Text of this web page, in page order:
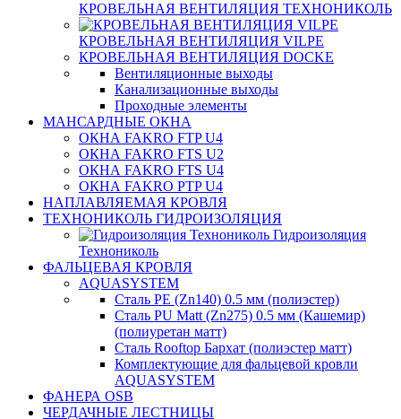
КРОВЕЛЬНАЯ ВЕНТИЛЯЦИЯ ТЕХНОНИКОЛЬ
КРОВЕЛЬНАЯ ВЕНТИЛЯЦИЯ VILPE
КРОВЕЛЬНАЯ ВЕНТИЛЯЦИЯ DOCKE
Вентиляционные выходы
Канализационные выходы
Проходные элементы
МАНСАРДНЫЕ ОКНА
ОКНА FAKRO FTP U4
ОКНА FAKRO FTS U2
ОКНА FAKRO FTS U4
ОКНА FAKRO PTP U4
НАПЛАВЛЯЕМАЯ КРОВЛЯ
ТЕХНОНИКОЛЬ ГИДРОИЗОЛЯЦИЯ
Гидроизоляция
Технониколь
ФАЛЬЦЕВАЯ КРОВЛЯ
AQUASYSTEM
Сталь PE (Zn140) 0.5 мм (полиэстер)
Сталь PU Matt (Zn275) 0.5 мм (Кашемир)
(полиуретан матт)
Сталь Rooftop Бархат (полиэстер матт)
Комплектующие для фальцевой кровли
AQUASYSTEM
ФАНЕРА OSB
ЧЕРДАЧНЫЕ ЛЕСТНИЦЫ